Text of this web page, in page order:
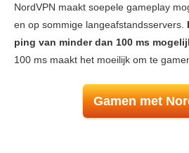
NordVPN maakt soepele gameplay
en op sommige langeafstandsservers.
ping van minder dan 100 ms
100 ms maakt het moeilijk om te
Gamen met